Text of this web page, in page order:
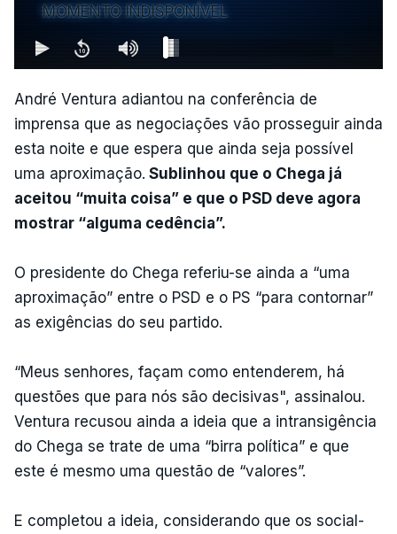
MOMENTO INDISPONÍVEL
André Ventura adiantou na conferência de
imprensa que as negociações vão prosseguir ainda
esta noite e que espera que ainda seja possível
uma aproximação. Sublinhou que o Chega já
aceitou “muita coisa” e que o PSD deve agora
mostrar “alguma cedência”.
O presidente do Chega referiu-se ainda a “uma
aproximação” entre o PSD e o PS “para contornar”
as exigências do seu partido.
“Meus senhores, façam como entenderem, há
questões que para nós são decisivas", assinalou.
Ventura recusou ainda a ideia que a intransigência
do Chega se trate de uma “birra política” e que
este é mesmo uma questão de “valores”.
E completou a ideia, considerando que os social-